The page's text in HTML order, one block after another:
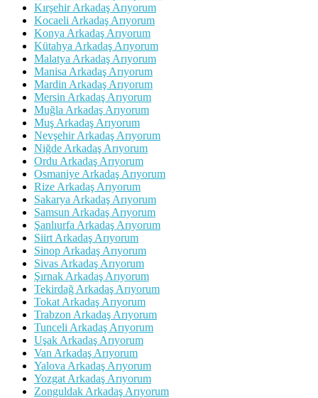
Kırşehir Arkadaş Arıyorum
Kocaeli Arkadaş Arıyorum
Konya Arkadaş Arıyorum
Kütahya Arkadaş Arıyorum
Malatya Arkadaş Arıyorum
Manisa Arkadaş Arıyorum
Mardin Arkadaş Arıyorum
Mersin Arkadaş Arıyorum
Muğla Arkadaş Arıyorum
Muş Arkadaş Arıyorum
Nevşehir Arkadaş Arıyorum
Niğde Arkadaş Arıyorum
Ordu Arkadaş Arıyorum
Osmaniye Arkadaş Arıyorum
Rize Arkadaş Arıyorum
Sakarya Arkadaş Arıyorum
Samsun Arkadaş Arıyorum
Şanlıurfa Arkadaş Arıyorum
Siirt Arkadaş Arıyorum
Sinop Arkadaş Arıyorum
Sivas Arkadaş Arıyorum
Şırnak Arkadaş Arıyorum
Tekirdağ Arkadaş Arıyorum
Tokat Arkadaş Arıyorum
Trabzon Arkadaş Arıyorum
Tunceli Arkadaş Arıyorum
Uşak Arkadaş Arıyorum
Van Arkadaş Arıyorum
Yalova Arkadaş Arıyorum
Yozgat Arkadaş Arıyorum
Zonguldak Arkadaş Arıyorum